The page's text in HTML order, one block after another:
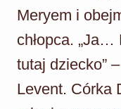
Meryem i
chłopca. „Ja…
tutaj dziecko”
Levent. Córka